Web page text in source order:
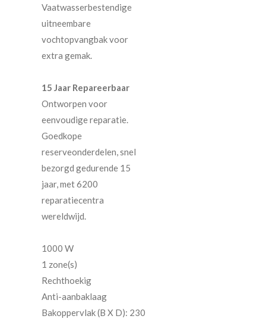
Vaatwasserbestendige
uitneembare
vochtopvangbak voor
extra gemak.
15 Jaar Repareerbaar
Ontworpen voor
eenvoudige reparatie.
Goedkope
reserveonderdelen, snel
bezorgd gedurende 15
jaar, met 6200
reparatiecentra
wereldwijd.
1000 W
1 zone(s)
Rechthoekig
Anti-aanbaklaag
Bakoppervlak (B X D): 230